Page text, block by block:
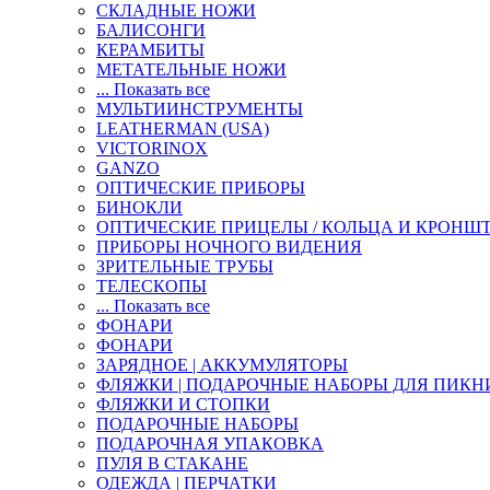
СКЛАДНЫЕ НОЖИ
БАЛИСОНГИ
КЕРАМБИТЫ
МЕТАТЕЛЬНЫЕ НОЖИ
... Показать все
МУЛЬТИИНСТРУМЕНТЫ
LEATHERMAN (USA)
VICTORINOX
GANZO
ОПТИЧЕСКИЕ ПРИБОРЫ
БИНОКЛИ
ОПТИЧЕСКИЕ ПРИЦЕЛЫ / КОЛЬЦА И
ПРИБОРЫ НОЧНОГО ВИДЕНИЯ
ЗРИТЕЛЬНЫЕ ТРУБЫ
ТЕЛЕСКОПЫ
... Показать все
ФОНАРИ
ФОНАРИ
ЗАРЯДНОЕ | АККУМУЛЯТОРЫ
ФЛЯЖКИ | ПОДАРОЧНЫЕ НАБОРЫ ДЛЯ
ФЛЯЖКИ И СТОПКИ
ПОДАРОЧНЫЕ НАБОРЫ
ПОДАРОЧНАЯ УПАКОВКА
ПУЛЯ В СТАКАНЕ
ОДЕЖДА | ПЕРЧАТКИ